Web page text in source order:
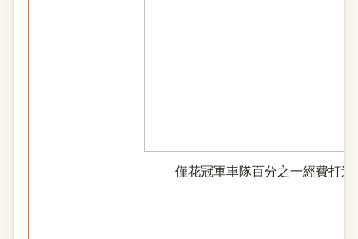
僅花冠軍車隊百分之一經費打